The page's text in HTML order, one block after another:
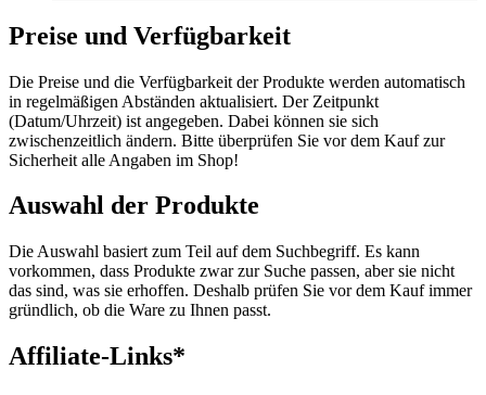
Preise und Verfügbarkeit
Die Preise und die Verfügbarkeit der Produkte werden automatisch
in regelmäßigen Abständen aktualisiert. Der Zeitpunkt
(Datum/Uhrzeit) ist angegeben. Dabei können sie sich
zwischenzeitlich ändern. Bitte überprüfen Sie vor dem Kauf zur
Sicherheit alle Angaben im Shop!
Auswahl der Produkte
Die Auswahl basiert zum Teil auf dem Suchbegriff. Es kann
vorkommen, dass Produkte zwar zur Suche passen, aber sie nicht
das sind, was sie erhoffen. Deshalb prüfen Sie vor dem Kauf immer
gründlich, ob die Ware zu Ihnen passt.
Affiliate-Links*